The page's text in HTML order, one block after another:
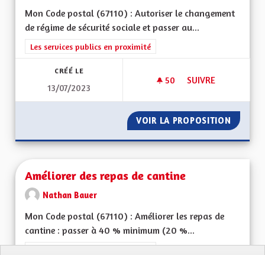
Mon Code postal (67110) : Autoriser le changement
de régime de sécurité sociale et passer au...
Filtrer les résultats de la catégorie : Les services publics en
Les services publics en proximité
CRÉÉ LE
13/07/2023
50 50 ABONNÉS
SUIVRE
VOIR LA PROPOSITION
Améliorer des repas de cantine
Nathan Bauer
Mon Code postal (67110) : Améliorer les repas de
cantine : passer à 40 % minimum (20 %...